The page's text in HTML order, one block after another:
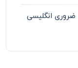
کتاب ۵۰۴ کلمه ضروری انگلیسی